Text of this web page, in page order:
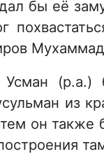
бы её
(р.а.)
из
он также